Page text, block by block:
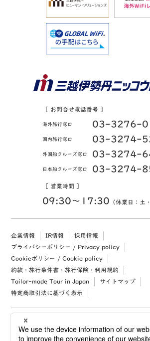
［ お問合せ電話番号 ］
海外旅行窓口 03-3276-
国内旅行窓口 03-3274-
外国船クルーズ窓口 03-3274-
日本船クルーズ窓口 03-3274-
［ 営業時間 ］
09:30〜17:30 （休業日：土
企業情報 IR情報
採用情報
プライバシーポリシー / Privacy policy
Cookieポリシー / Cookie policy
約款・旅行条件書・旅行保険・利用規約
Tailor-made Tour in Japan
サイトマップ
特定商取引法に基づく表示